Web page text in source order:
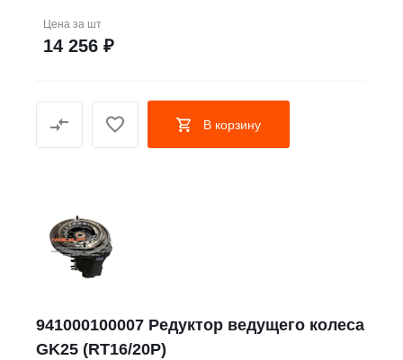
Цена за шт
14 256 ₽
В корзину
941000100007 Редуктор ведущего колеса
GK25 (RT16/20P)